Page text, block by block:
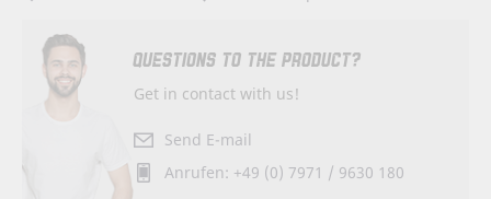
QUESTIONS TO THE PRODUCT?
Get in contact with us!
Send E-mail
Anrufen: +49 (0) 7971 / 9630 180